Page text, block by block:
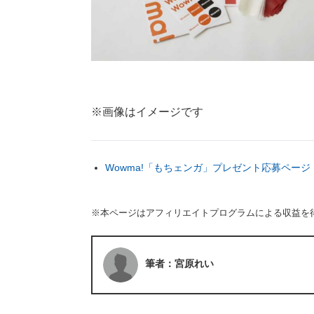
※画像はイメージです
Wowma!「もちェンガ」プレゼント応募ページ
※本ページはアフィリエイトプログラムによる収益を
筆者：宮原れい